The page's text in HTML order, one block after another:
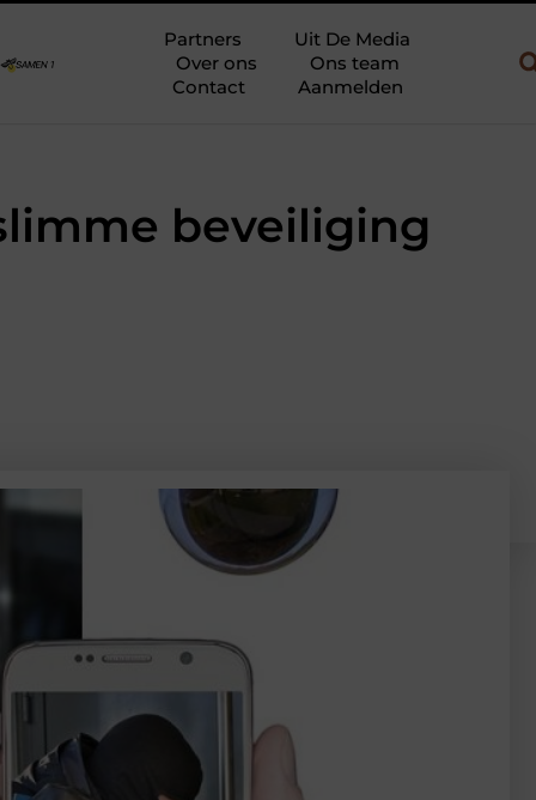
Partners
Uit De Media
Over ons
Ons team
Contact
Aanmelden
beveiliging